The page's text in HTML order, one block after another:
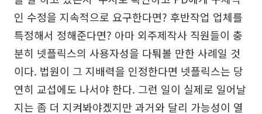
인 수정을 지속적으로 요구한다면? 후반작업 업체를
특정해서 정해준다면? 아마 외주제작사 직원들이 충
분히 넷플릭스의 사용자성을 다퉈볼 만한 사례일 것
이다. 법원이 그 지배력을 인정한다면 넷플릭스는 당
연히 교섭에도 나서야 한다. 그런 일이 실제로 일어날
지는 좀 더 지켜봐야겠지만 과거와 달리 가능성이 열